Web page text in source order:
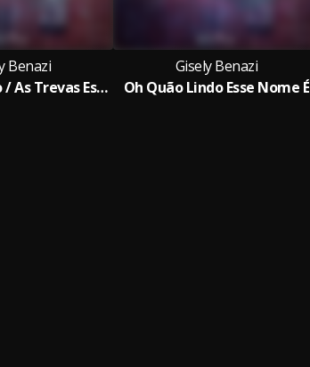
Benazi
O Carpinteiro / As Trevas Estremecem / Maranata / Tua Graça Me Basta / Eu Só Quero Tua Presença
Gisely Benazi
Oh Quão Lindo Esse Nome É